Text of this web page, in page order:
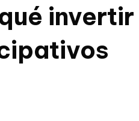
invertir